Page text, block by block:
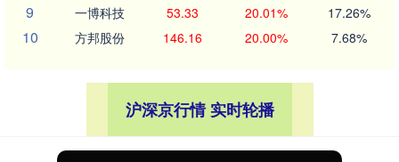
9 一博科技 53.33 20.01% 17.26%
10 方邦股份 146.16 20.00% 7.68%
沪深京行情 实时轮播